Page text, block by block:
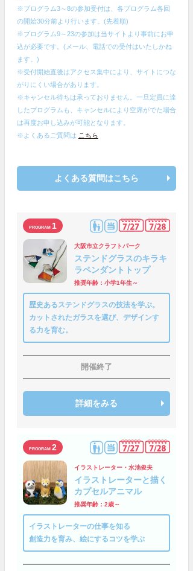
※プログラム3～8の参加受付は、各プログラム各回
の開始30分前より行います。(先着順)
※プログラム9～23の参加は当サイトより事前にお申
込が必要です。(メール、電話での受付はいたしかね
ます。)
※受付開始直後はアクセス集中により、サイトにつな
がりにくい場合があります。
※キャンセル待ちは承っておりません。一旦定員に達
したプログラムも、キャンセルにより空席がでた場合
は再度お申し込みが可能となります。
※よくあるご質問は こちら
よくある質問はこちら
1
大阪市立クラフトパーク
ステンドグラスのキラキ
ラペンダントトップ
推奨年齢：小学1年生～
歴史あるステンドグラスの技法を学ぶ。
カットされたガラスを選び、デザインす
る力を育む。
開催終了
詳細をみる
2
イラストレーター・水池俊夫
イラストレーターと描く
カプセルアニマル
推奨年齢：2歳～
イラストレーターの仕事を知る
創造力を育み、絵にするコツを学ぶ